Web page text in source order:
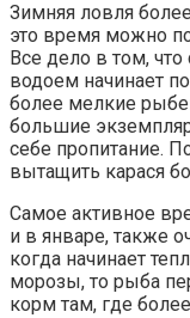
Зимняя ловля
это время можно
Все дело в том, что
водоем начинает
более мелкие
большие
себе пропитание.
вытащить карася
Самое активное
и в январе, также
когда начинает
морозы, то рыба
корм там, где